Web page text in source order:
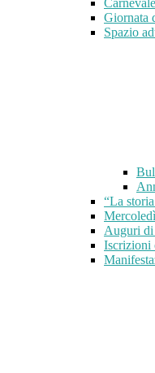
Giornata
Spazio
“La
Auguri
Iscrizioni